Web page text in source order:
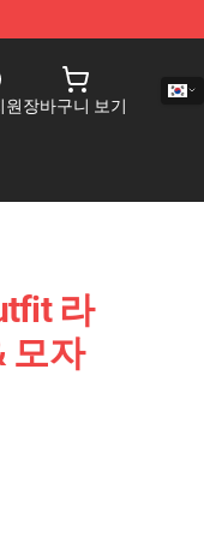
원장바구니 보기
라
모자